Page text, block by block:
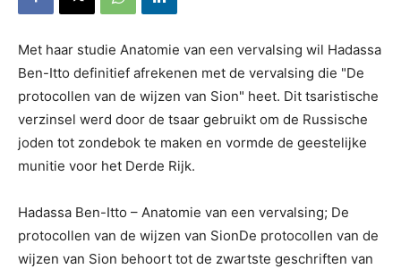
Met haar studie Anatomie van een vervalsing wil Hadassa
Ben-Itto definitief afrekenen met de vervalsing die "De
protocollen van de wijzen van Sion" heet. Dit tsaristische
verzinsel werd door de tsaar gebruikt om de Russische
joden tot zondebok te maken en vormde de geestelijke
munitie voor het Derde Rijk.
Hadassa Ben-Itto – Anatomie van een vervalsing; De
protocollen van de wijzen van SionDe protocollen van de
wijzen van Sion behoort tot de zwartste geschriften van